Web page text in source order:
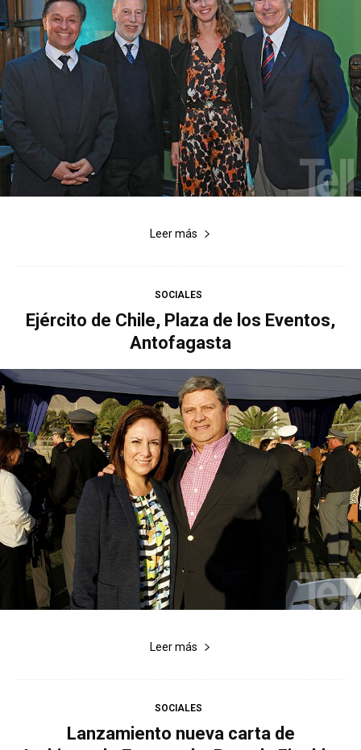
Leer más
SOCIALES
Ejército de Chile, Plaza de los Eventos,
Antofagasta
Leer más
SOCIALES
Lanzamiento nueva carta de